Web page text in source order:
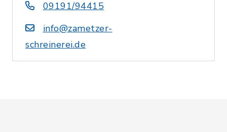
09191/94415
info@zametzer-
schreinerei.de